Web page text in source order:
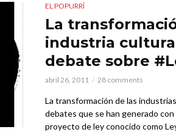
EL POPURRÍ
La
industria
debate sobre
abril 26, 2011 28 comments
La transformación de las
debates que se han generado
proyecto de ley conocido como